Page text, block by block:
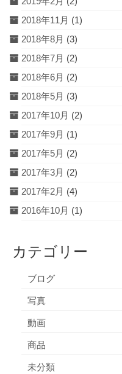
2018年11月 (1)
2018年8月 (3)
2018年7月 (2)
2018年6月 (2)
2018年5月 (3)
2017年10月 (2)
2017年9月 (1)
2017年5月 (2)
2017年3月 (2)
2017年2月 (4)
2016年10月 (1)
カテゴリー
ブログ
写真
動画
商品
未分類